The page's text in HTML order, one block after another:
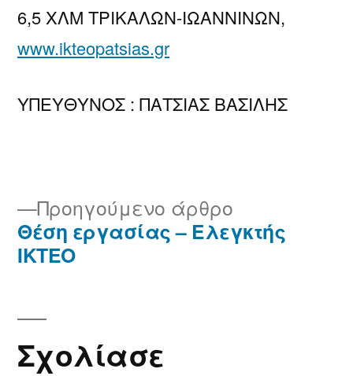
6,5 ΧΛΜ ΤΡΙΚΑΛΩΝ-ΙΩΑΝΝΙΝΩΝ,
www.ikteopatsias.gr
ΥΠΕΥΘΥΝΟΣ : ΠΑΤΣΙΑΣ ΒΑΣΙΛΗΣ
Προηγούμενο άρθρο
Θέση εργασίας – Ελεγκτής
ΙΚΤΕΟ
Σχολίασε